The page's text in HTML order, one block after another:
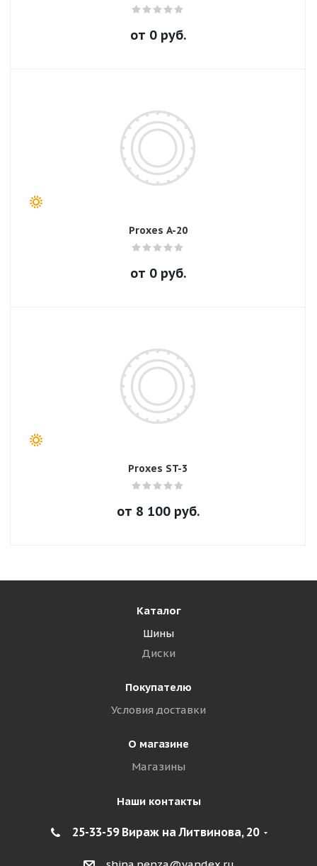
от 0руб.
Proxes A-20
от 0руб.
Proxes ST-3
от 8 100руб.
Каталог
Шины
Диски
Покупателю
Условия доставки
О магазине
Магазины
Наши контакты
25-33-59 Вираж на Литвинова, 20